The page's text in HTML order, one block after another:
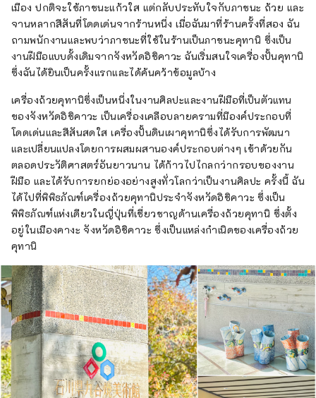
เมือง ปกติจะใช้ภาชนะแก้วใส แต่กลับประทับใจกับภาชนะ ถ้วย และ
จานหลากสีสันที่โดดเด่นจากร้านหนึ่ง เมื่อฉันมาที่ร้านครั้งที่สอง ฉัน
ถามพนักงานและพบว่าภาชนะที่ใช้ในร้านเป็นภาชนะคุทานิ ซึ่งเป็น
งานฝีมือแบบดั้งเดิมจากจังหวัดอิชิคาวะ ฉันเริ่มสนใจเครื่องปั้นคุทานิ
ซึ่งฉันได้ยินเป็นครั้งแรกและได้ค้นคว้าข้อมูลบ้าง
เครื่องถ้วยคุทานิซึ่งเป็นหนึ่งในงานศิลปะและงานฝีมือที่เป็นตัวแทน
ของจังหวัดอิชิคาวะ เป็นเครื่องเคลือบลายครามที่มีองค์ประกอบที่
โดดเด่นและสีสันสดใส เครื่องปั้นดินเผาคุทานิซึ่งได้รับการพัฒนา
และเปลี่ยนแปลงโดยการผสมผสานองค์ประกอบต่างๆ เข้าด้วยกัน
ตลอดประวัติศาสตร์อันยาวนาน ได้ก้าวไปไกลกว่ากรอบของงาน
ฝีมือ และได้รับการยกย่องอย่างสูงทั่วโลกว่าเป็นงานศิลปะ ครั้งนี้ ฉัน
ได้ไปที่พิพิธภัณฑ์เครื่องถ้วยคุทานิประจำจังหวัดอิชิคาวะ ซึ่งเป็น
พิพิธภัณฑ์แห่งเดียวในญี่ปุ่นที่เชี่ยวชาญด้านเครื่องถ้วยคุทานิ ซึ่งตั้ง
อยู่ในเมืองคางะ จังหวัดอิชิคาวะ ซึ่งเป็นแหล่งกำเนิดของเครื่องถ้วย
คุทานิ